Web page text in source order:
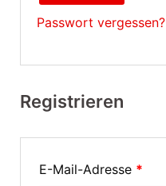
Passwort vergessen?
Registrieren
E-Mail-Adresse *